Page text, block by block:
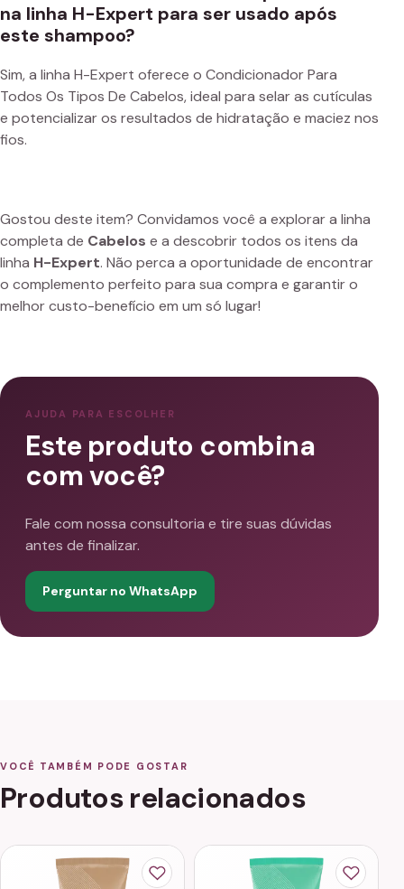
na linha H-Expert para ser usado após
este shampoo?
Sim, a linha H-Expert oferece o Condicionador Para
Todos Os Tipos De Cabelos, ideal para selar as cutículas
e potencializar os resultados de hidratação e maciez nos
fios.
Gostou deste item? Convidamos você a explorar a linha
completa de Cabelos e a descobrir todos os itens da
linha H-Expert. Não perca a oportunidade de encontrar
o complemento perfeito para sua compra e garantir o
melhor custo-benefício em um só lugar!
AJUDA PARA ESCOLHER
Este produto combina
com você?
Fale com nossa consultoria e tire suas dúvidas
antes de finalizar.
Perguntar no WhatsApp
VOCÊ TAMBÉM PODE GOSTAR
Produtos relacionados